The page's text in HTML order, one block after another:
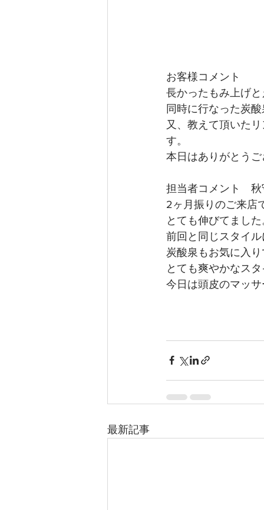
お客様コメント
長かったもみ上げ
同時に行なった炭
又、教えて頂いた
す。
本日はありがとう
担当者コメント　秋
2ヶ月振りのご来店
とても伸びてました
前回と同じスタイ
炭酸泉もお気に入
とても爽やかなス
今日は頭皮のマッ
最新記事